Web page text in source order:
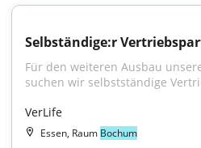
Selbständige:r
Für den weiteren Ausbau
suchen wir selbstständige
VerLife
Essen, Raum Bochum